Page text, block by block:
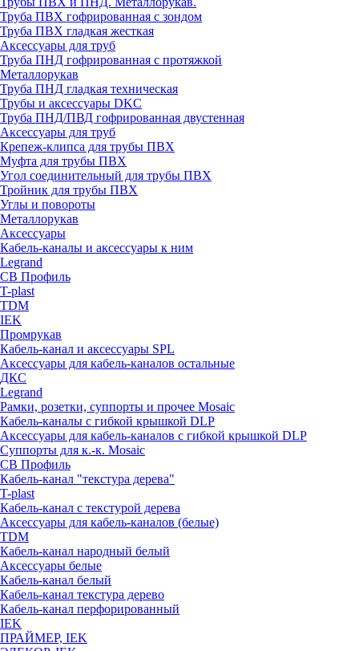
Труба ПВХ гофрированная с зондом
Труба ПВХ гладкая жесткая
Аксессуары для труб
Труба ПНД гофрированная с протяжкой
Металлорукав
Труба ПНД гладкая техническая
Трубы и аксессуары DKC
Труба ПНД/ПВД гофрированная двустенная
Аксессуары для труб
Крепеж-клипса для трубы ПВХ
Муфта для трубы ПВХ
Угол соединительный для трубы ПВХ
Тройник для трубы ПВХ
Углы и повороты
Металлорукав
Аксессуары
Кабель-каналы и аксессуары к ним
Legrand
СВ Профиль
T-plast
TDM
IEK
Промрукав
Кабель-канал и аксессуары SPL
Аксессуары для кабель-каналов остальные
ДКС
Legrand
Рамки, розетки, суппорты и прочее Mosaic
Кабель-каналы с гибкой крышкой DLP
Аксессуары для кабель-каналов с гибкой крышкой DLP
Суппорты для к.-к. Mosaic
СВ Профиль
Кабель-канал "текстура дерева"
T-plast
Кабель-канал с текстурой дерева
Аксессуары для кабель-каналов (белые)
TDM
Кабель-канал народный белый
Аксессуары белые
Кабель-канал белый
Кабель-канал текстура дерево
Кабель-канал перфорированный
IEK
ПРАЙМЕР, IEK